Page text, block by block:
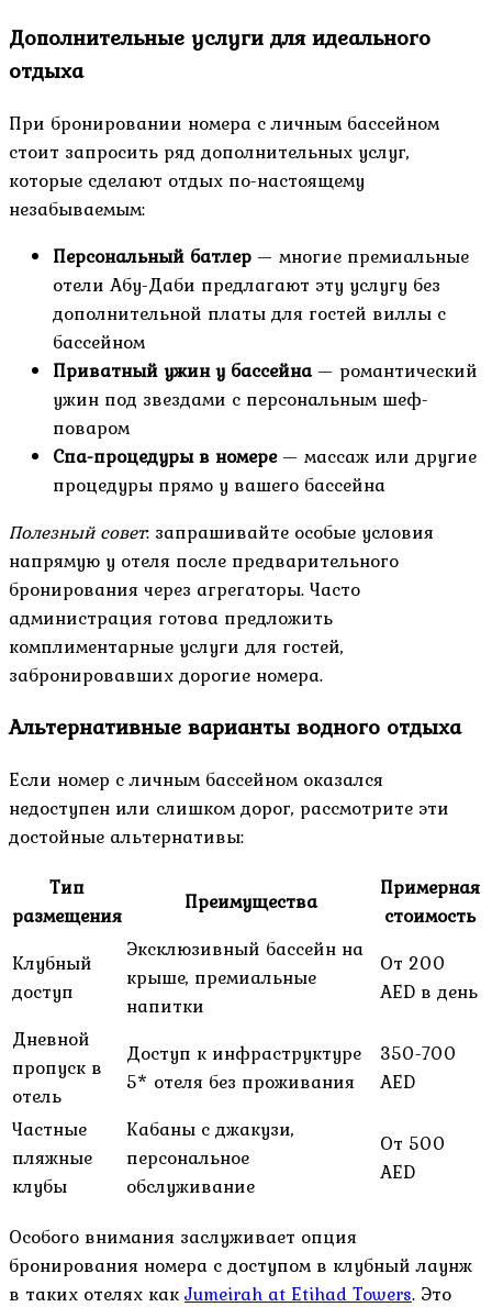
Дополнительные услуги для идеального
отдыха
При бронировании номера с личным бассейном
стоит запросить ряд дополнительных услуг,
которые сделают отдых по-настоящему
незабываемым:
Персональный батлер — многие премиальные
отели Абу-Даби предлагают эту услугу без
дополнительной платы для гостей виллы с
бассейном
Приватный ужин у бассейна— романтический
ужин под звездами с персональным шеф-
поваром
Спа-процедуры в номере— массаж или другие
процедуры прямо у вашего бассейна
Полезный совет: запрашивайте особые условия
напрямую у отеля после предварительного
бронирования через агрегаторы. Часто
администрация готова предложить
комплиментарные услуги для гостей,
забронировавших дорогие номера.
Альтернативные варианты водного отдыха
Если номер с личным бассейном оказался
недоступен или слишком дорог, рассмотрите эти
достойные альтернативы:
Тип
размещения
Преимущества
Примерная
стоимость
Клубный
доступ
Эксклюзивный бассейн на
крыше, премиальные
напитки
От 200
AED в день
Дневной
пропуск в
отель
Доступ к инфраструктуре
5* отеля без проживания
350-700
AED
Частные
пляжные
клубы
Кабаны с джакузи,
персональное
обслуживание
От 500
AED
Особого внимания заслуживает опция
бронирования номера с доступом в клубный лаунж
в таких отелях какJumeirah at Etihad Towers. Это